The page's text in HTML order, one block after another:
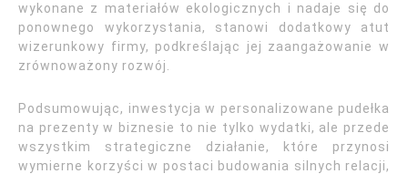
wykonane z materiałów ekologicznych i nadaje się do
ponownego wykorzystania, stanowi dodatkowy atut
wizerunkowy firmy, podkreślając jej zaangażowanie w
zrównoważony rozwój.
Podsumowując, inwestycja w personalizowane pudełka
na prezenty w biznesie to nie tylko wydatki, ale przede
wszystkim strategiczne działanie, które przynosi
wymierne korzyści w postaci budowania silnych relacji,